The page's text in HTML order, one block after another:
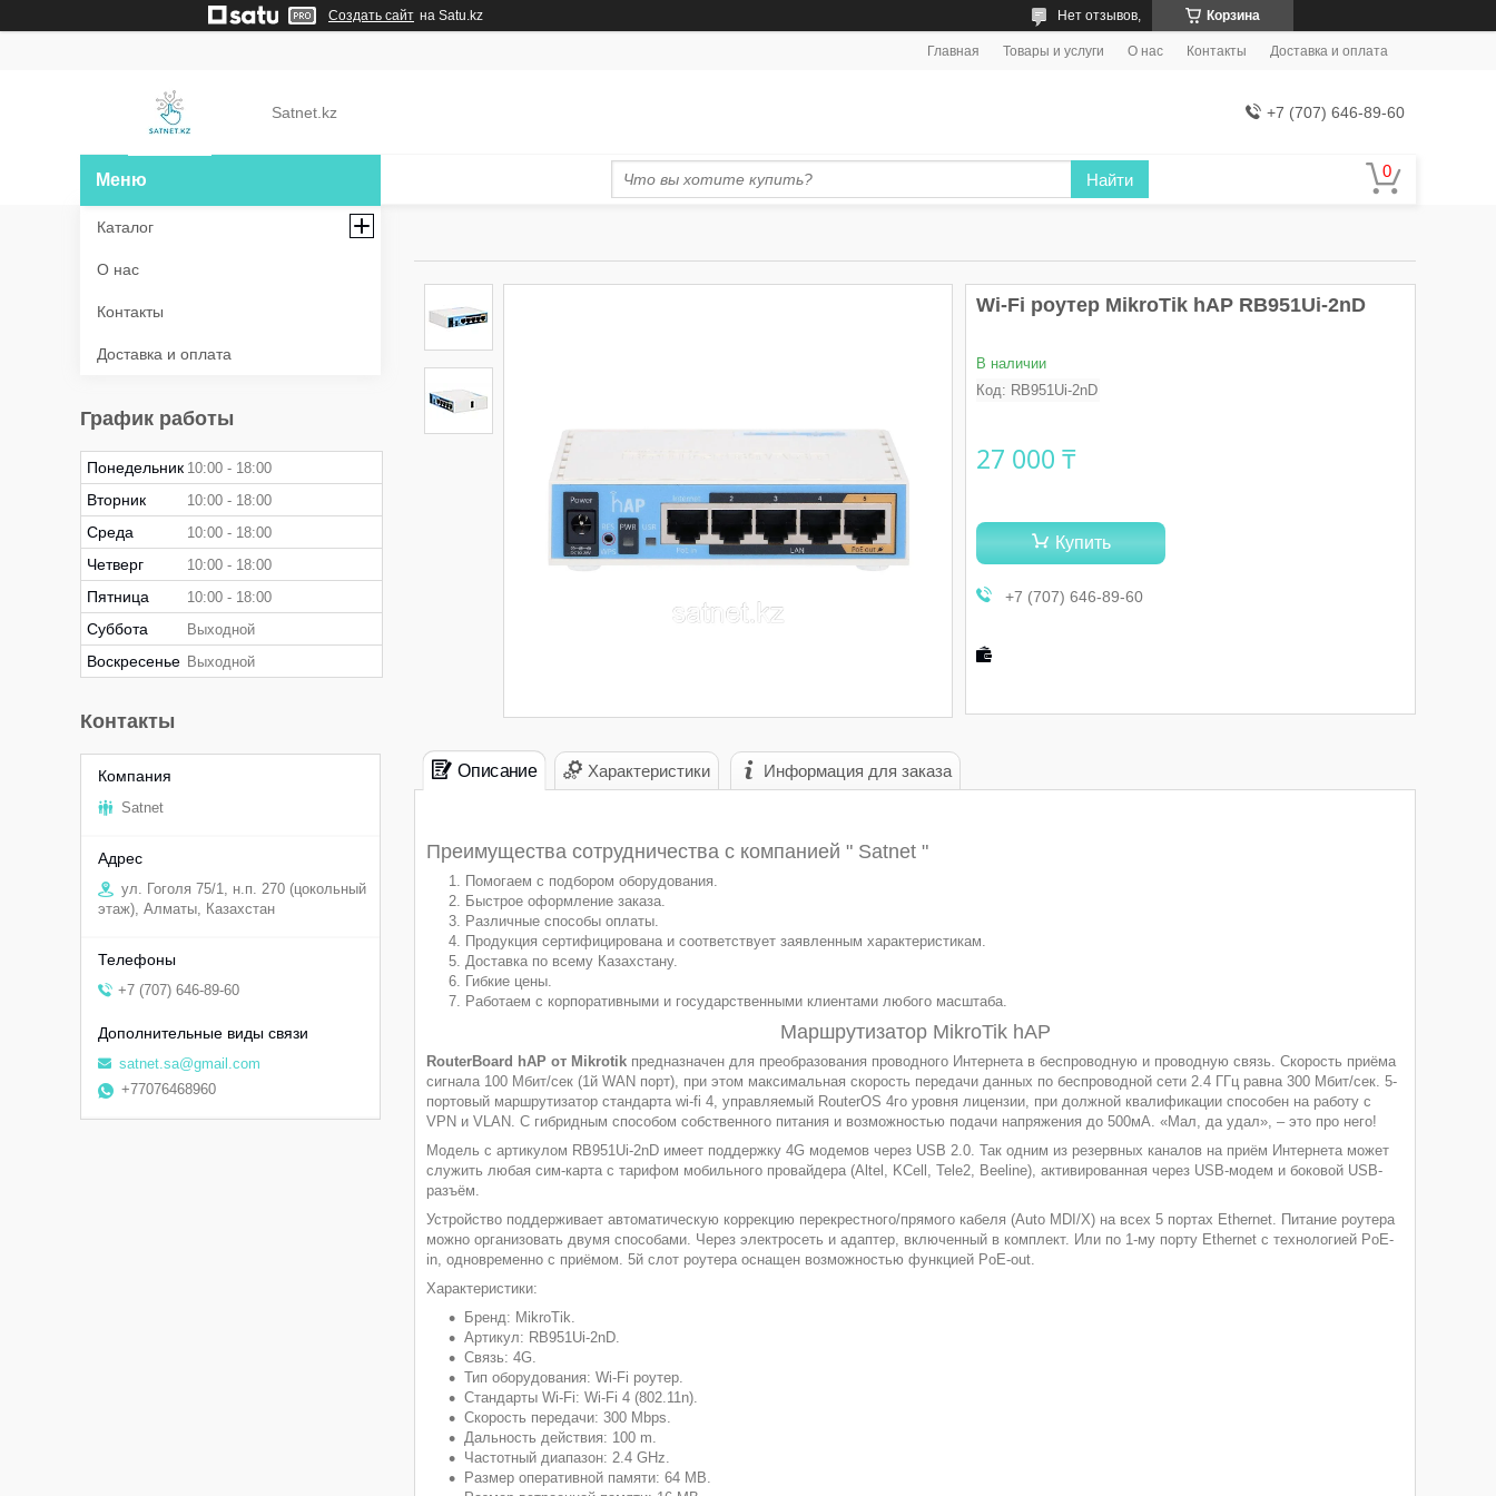
Создать сайт на Satu.kz Корзина
Нет отзывов,
Главная Товары и услуги О нас Контакты Доставка и оплата
Satnet.kz +7 (707) 646-89-60
Найти
Wi-Fi роутер MikroTik hAP RB951Ui-2nD
В наличии
Код: RB951Ui-2nD
27 000 ₸
Купить
+7 (707) 646-89-60
Описание Характеристики Информация для заказа
Преимущества сотрудничества с компанией " Satnet "
Помогаем с подбором оборудования.
Быстрое оформление заказа.
Различные способы оплаты.
Продукция сертифицирована и соответствует заявленным характеристикам.
Доставка по всему Казахстану.
Гибкие цены.
Работаем с корпоративными и государственными клиентами любого масштаба.
Маршрутизатор MikroTik hAP
RouterBoard hAP от Mikrotik предназначен для преобразования проводного Интернета в беспроводную и проводную связь. Скорость приёма
сигнала 100 Мбит/сек (1й WAN порт), при этом максимальная скорость передачи данных по беспроводной сети 2.4 ГГц равна 300 Мбит/сек. 5-
портовый маршрутизатор стандарта wi-fi 4, управляемый RouterOS 4го уровня лицензии, при должной квалификации способен на работу с
VPN и VLAN. С гибридным способом собственного питания и возможностью подачи напряжения до 500мА. «Мал, да удал», – это про него!
Модель с артикулом RB951Ui-2nD имеет поддержку 4G модемов через USB 2.0. Так одним из резервных каналов на приём Интернета может
служить любая сим-карта с тарифом мобильного провайдера (Altel, KCell, Tele2, Beeline), активированная через USB-модем и боковой USB-
разъём.
Устройство поддерживает автоматическую коррекцию перекрестного/прямого кабеля (Auto MDI/X) на всех 5 портах Ethernet. Питание роутера
можно организовать двумя способами. Через электросеть и адаптер, включенный в комплект. Или по 1-му порту Ethernet с технологией PoE-
in, одновременно с приёмом. 5й слот роутера оснащен возможностью функцией PoE-out.
Характеристики:
Бренд: MikroTik.
Артикул: RB951Ui-2nD.
Связь: 4G.
Тип оборудования: Wi-Fi роутер.
Стандарты Wi-Fi: Wi-Fi 4 (802.11n).
Скорость передачи: 300 Mbps.
Дальность действия: 100 m.
Частотный диапазон: 2.4 GHz.
Размер оперативной памяти: 64 MB.
Каталог
О нас
Контакты
Доставка и оплата
График работы
Понедельник 10:00 18:00
Вторник 10:00 18:00
Среда 10:00 18:00
Четверг 10:00 18:00
Пятница 10:00 18:00
Суббота Выходной
Воскресенье Выходной
Контакты
Satnet
ул. Гоголя 75/1, н.п. 270 (цокольный
этаж), Алматы, Казахстан
+7 (707) 646-89-60
satnet.sa@gmail.com
+77076468960